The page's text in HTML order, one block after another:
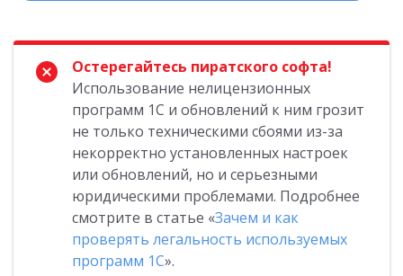
Остерегайтесь пиратского софта!
Использование нелицензионных
программ 1С и обновлений к ним грозит
не только техническими сбоями из-за
некорректно установленных настроек
или обновлений, но и серьезными
юридическими проблемами. Подробнее
смотрите в статье «Зачем и как
проверять легальность используемых
программ 1С».